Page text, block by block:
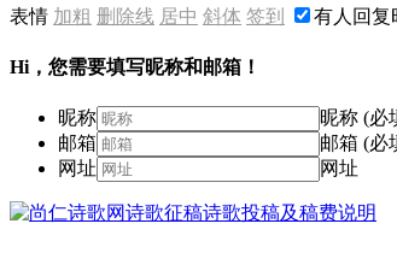
表情 加粗 删除线 居中 斜体 签到 有人回复
Hi，您需要填写昵称和邮箱！
昵称
昵称 (必
邮箱
邮箱 (必
网址
网址